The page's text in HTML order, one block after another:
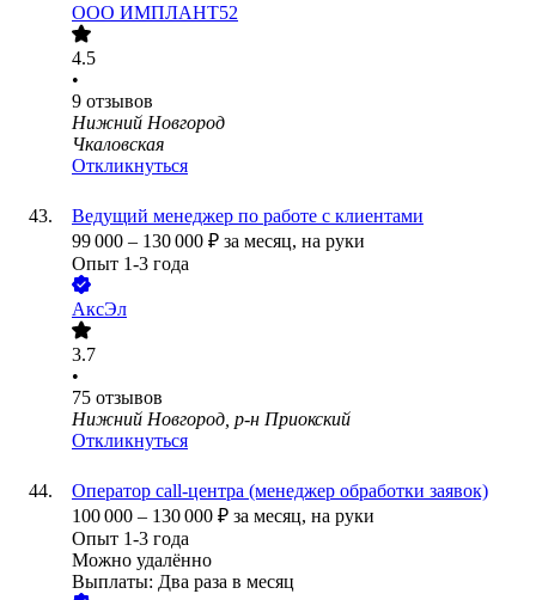
ООО ИМПЛАНТ52
4.5
•
9 отзывов
Нижний Новгород
Чкаловская
Откликнуться
Ведущий менеджер по работе с клиентами
99 000 – 130 000 ₽ за месяц, на руки
Опыт 1-3 года
АксЭл
3.7
•
75 отзывов
Нижний Новгород, р-н Приокский
Откликнуться
Оператор call-центра (менеджер обработки заявок)
100 000 – 130 000 ₽ за месяц, на руки
Опыт 1-3 года
Можно удалённо
Выплаты: Два раза в месяц